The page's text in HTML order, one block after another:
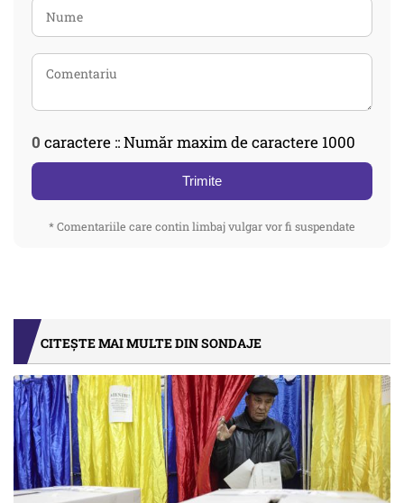
0 caractere :: Număr maxim de caractere 1000
Trimite
* Comentariile care contin limbaj vulgar vor fi suspendate
CITEȘTE MAI MULTE DIN SONDAJE